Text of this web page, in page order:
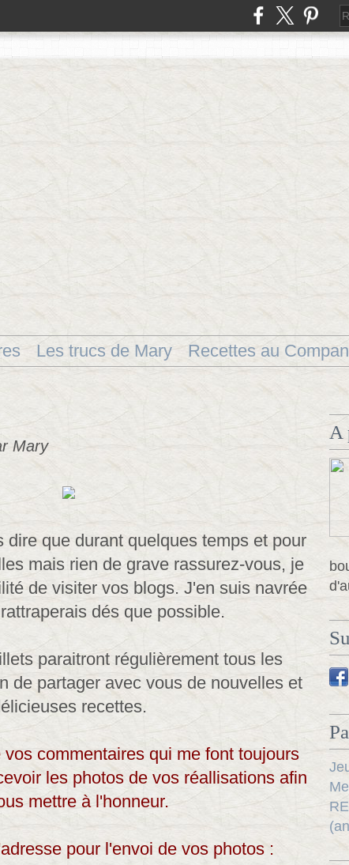
Les trucs de Mary Recettes au
Mary
dire que durant quelques temps et pour
mais rien de grave rassurez-vous, je
de visiter vos blogs. J'en suis navrée
dés que possible.
paraitront régulièrement tous les
de partager avec vous de nouvelles et
recettes.
commentaires qui me font toujours
les photos de vos réallisations afin
mettre à l'honneur.
pour l'envoi de vos photos :
A